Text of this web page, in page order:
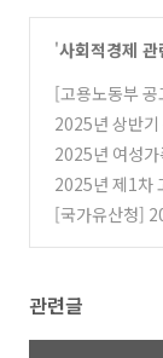
'사회적경제 관
[고용노동부
증 공고
(0)
2025년 상반
지정 공고
(0)
2025년 여성
공고
(0)
2025년 제1차
계획 공고 (1)
[국가유산청]
관련글